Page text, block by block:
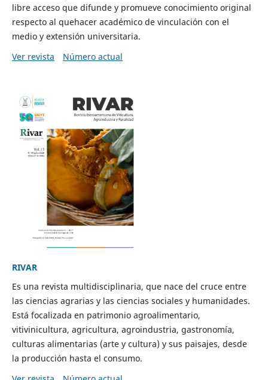
libre acceso que difunde y promueve conocimiento original
respecto al quehacer académico de vinculación con el
medio y extensión universitaria.
Ver revista
Número actual
RIVAR
Es una revista multidisciplinaria, que nace del cruce entre
las ciencias agrarias y las ciencias sociales y humanidades.
Está focalizada en patrimonio agroalimentario,
vitivinicultura, agricultura, agroindustria, gastronomía,
culturas alimentarias (arte y cultura) y sus paisajes, desde
la producción hasta el consumo.